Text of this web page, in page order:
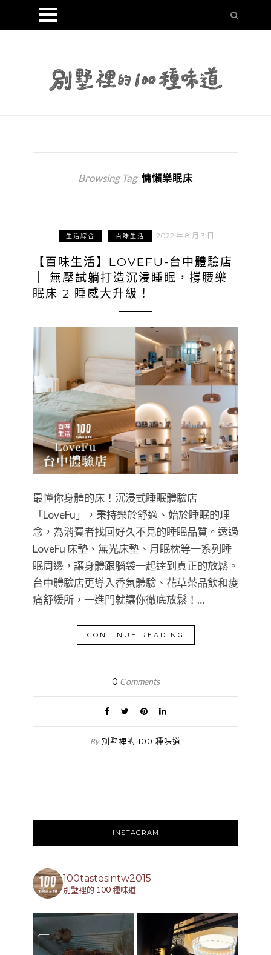
Browsing Tag 慵懶樂眠床
生活綜合 百味生活 2022 年 8 月 3 日
【百味生活】LOVEFU-台中體驗店
｜ 無壓試躺打造沉浸睡眠，撐腰樂
眠床 2 睡感大升級！
最懂你身體的床！沉浸式睡眠體驗店
「LoveFu」，秉持樂於舒適、始於睡眠的理
念，為消費者找回好久不見的睡眠品質。透過
LoveFu 床墊、無光床墊、月眠枕等一系列睡
眠周邊，讓身體跟腦袋一起達到真正的放鬆。
台中體驗店更導入香氛體驗、花草茶品飲和痠
痛舒緩所，一進門就讓你徹底放鬆！…
CONTINUE READING
0 Comments
By 別墅裡的 100 種味道
INSTAGRAM
100tastesintw2015
別墅裡的 100 種味道